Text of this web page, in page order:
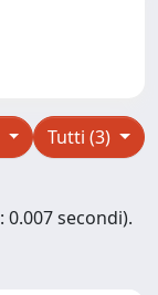
Tutti (3)
secondi).